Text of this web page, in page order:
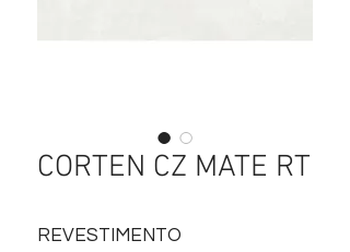
CORTEN CZ MATE RT
REVESTIMENTO